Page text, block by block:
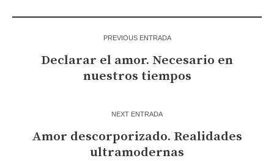
PREVIOUS ENTRADA
Declarar el amor. Necesario en
nuestros tiempos
NEXT ENTRADA
Amor descorporizado. Realidades
ultramodernas